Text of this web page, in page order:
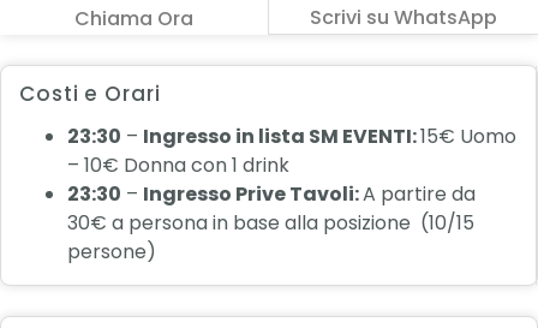
Chiama Ora Scrivi su WhatsApp
Costi e Orari
23:30 – Ingresso in lista SM EVENTI:15€ Uomo
– 10€ Donna con 1 drink
23:30 – Ingresso Prive Tavoli:A partire da
30€ a persona in base alla posizione (10/15
persone)